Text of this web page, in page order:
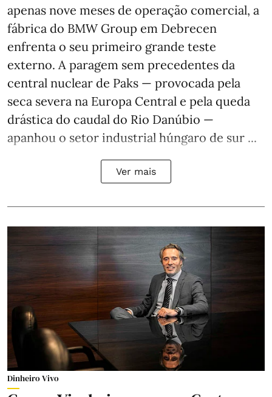
apenas nove meses de operação comercial, a
fábrica do BMW Group em Debrecen
enfrenta o seu primeiro grande teste
externo. A paragem sem precedentes da
central nuclear de Paks — provocada pela
seca severa na Europa Central e pela queda
drástica do caudal do Rio Danúbio —
apanhou o setor industrial húngaro de sur ...
Ver mais
Dinheiro Vivo